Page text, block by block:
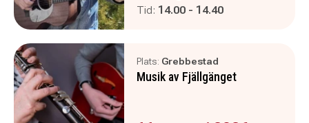
Tid: Pågår mellan
14.00 - och
14.40
Plats: Grebbestad
Musik av Fjällgänget